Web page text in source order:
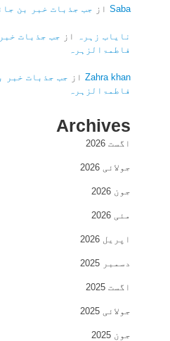
Saba از جب جذبات خبر بن
نایاب زہرہ از جب جذبات
فاطمۃالزہرہ
Zahra khan از جب جذبات خبر
فاطمۃالزہرہ
Archives
اگست 2026
جولائی 2026
جون 2026
مئی 2026
اپریل 2026
دسمبر 2025
اگست 2025
جولائی 2025
جون 2025